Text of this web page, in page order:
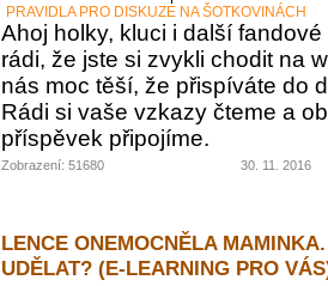
PRAVIDLA PRO DISKUZE NA ŠOTKOVINÁCH
Ahoj holky, kluci i další
rádi, že jste si zvykli chodit na
nás moc těší, že přispíváte do
Rádi si vaše vzkazy čteme a
příspěvek připojíme.
Zobrazení: 51680 30. 11. 2016
LENCE ONEMOCNĚLA
UDĚLAT? (E-LEARNING PRO